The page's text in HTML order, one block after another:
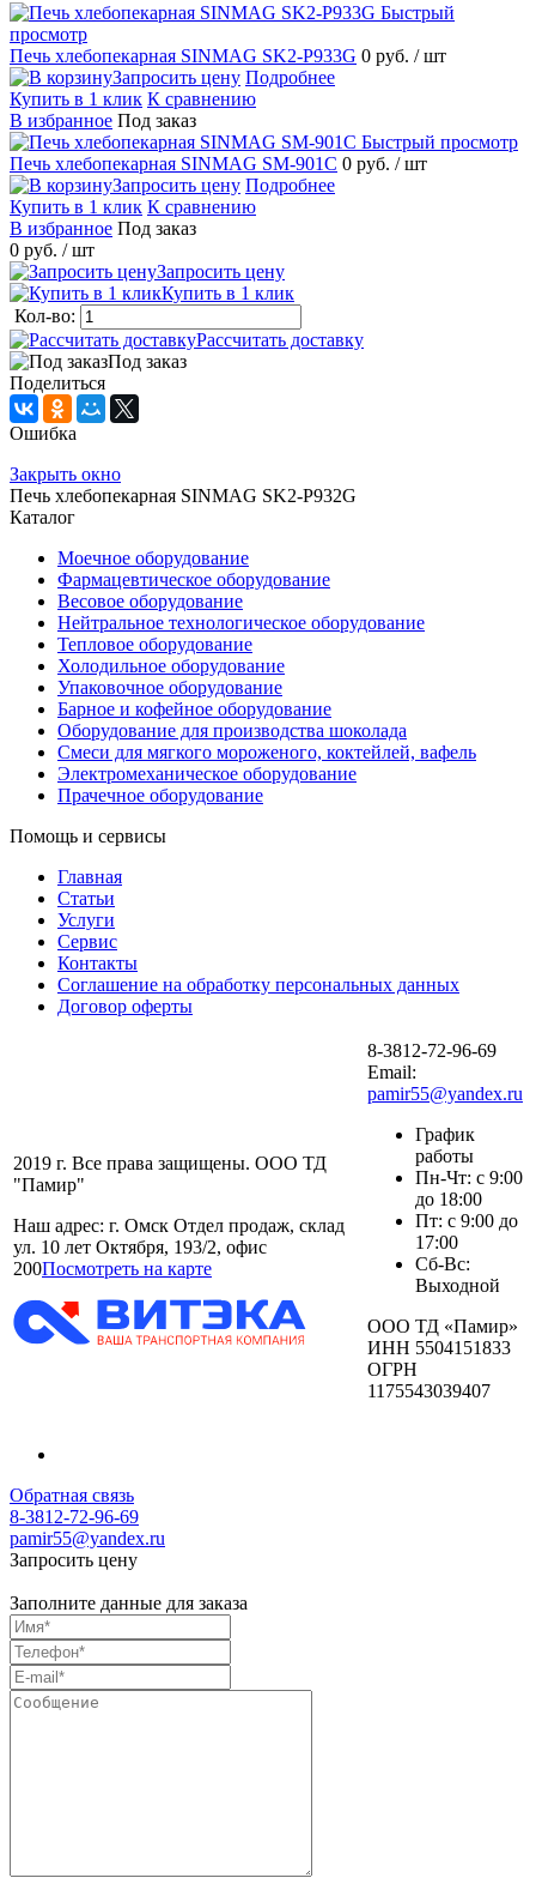
Быстрый
просмотр
Печь хлебопекарная SINMAG SK2-P933G 0 руб. / шт
Запросить цену Подробнее
Купить в 1 клик К сравнению
В избранное Под заказ
Быстрый просмотр
Печь хлебопекарная SINMAG SM-901С 0 руб. / шт
Запросить цену Подробнее
Купить в 1 клик К сравнению
В избранное Под заказ
0 руб. / шт
Запросить цену
Купить в 1 клик
Кол-во:
Рассчитать доставку
Под заказ
Поделиться
Ошибка
Закрыть окно
Печь хлебопекарная SINMAG SK2-P932G
Каталог
Моечное оборудование
Фармацевтическое оборудование
Весовое оборудование
Нейтральное технологическое оборудование
Тепловое оборудование
Холодильное оборудование
Упаковочное оборудование
Барное и кофейное оборудование
Оборудование для производства шоколада
Смеси для мягкого мороженого, коктейлей, вафель
Электромеханическое оборудование
Прачечное оборудование
Помощь и сервисы
Главная
Статьи
Услуги
Сервис
Контакты
Соглашение на обработку персональных данных
Договор оферты
2019 г. Все права защищены. ООО ТД
"Памир"
Наш адрес: г. Омск Отдел продаж, склад
ул. 10 лет Октября, 193/2, офис
200Посмотреть на карте
8-3812-72-96-69
Email:
pamir55@yandex.ru
График
работы
Пн-Чт: с 9:00
до 18:00
Пт: с 9:00 до
17:00
Сб-Вс:
Выходной
ООО ТД «Памир»
ИНН 5504151833
ОГРН
1175543039407
Обратная связь
8-3812-72-96-69
pamir55@yandex.ru
Запросить цену
Заполните данные для заказа